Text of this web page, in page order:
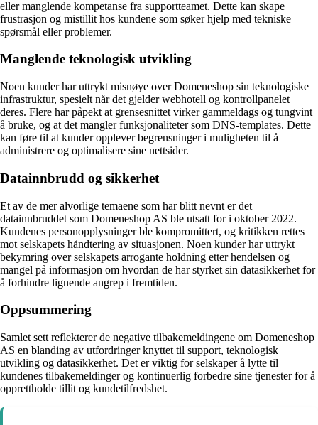
eller manglende kompetanse fra supportteamet. Dette kan skape
frustrasjon og mistillit hos kundene som søker hjelp med tekniske
spørsmål eller problemer.
Manglende teknologisk utvikling
Noen kunder har uttrykt misnøye over Domeneshop sin teknologiske
infrastruktur, spesielt når det gjelder webhotell og kontrollpanelet
deres. Flere har påpekt at grensesnittet virker gammeldags og tungvint
å bruke, og at det mangler funksjonaliteter som DNS-templates. Dette
kan føre til at kunder opplever begrensninger i muligheten til å
administrere og optimalisere sine nettsider.
Datainnbrudd og sikkerhet
Et av de mer alvorlige temaene som har blitt nevnt er det
datainnbruddet som Domeneshop AS ble utsatt for i oktober 2022.
Kundenes personopplysninger ble kompromittert, og kritikken rettes
mot selskapets håndtering av situasjonen. Noen kunder har uttrykt
bekymring over selskapets arrogante holdning etter hendelsen og
mangel på informasjon om hvordan de har styrket sin datasikkerhet for
å forhindre lignende angrep i fremtiden.
Oppsummering
Samlet sett reflekterer de negative tilbakemeldingene om Domeneshop
AS en blanding av utfordringer knyttet til support, teknologisk
utvikling og datasikkerhet. Det er viktig for selskaper å lytte til
kundenes tilbakemeldinger og kontinuerlig forbedre sine tjenester for å
opprettholde tillit og kundetilfredshet.